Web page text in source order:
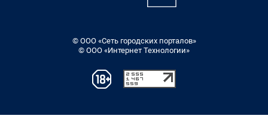
© ООО «Сеть городских порталов»
© ООО «Интернет Технологии»